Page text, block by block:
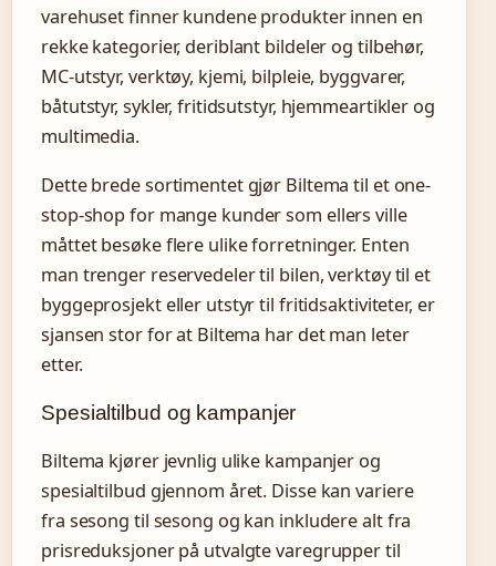
varehuset finner kundene produkter innen en
rekke kategorier, deriblant bildeler og tilbehør,
MC-utstyr, verktøy, kjemi, bilpleie, byggvarer,
båtutstyr, sykler, fritidsutstyr, hjemmeartikler og
multimedia.
Dette brede sortimentet gjør Biltema til et one-
stop-shop for mange kunder som ellers ville
måttet besøke flere ulike forretninger. Enten
man trenger reservedeler til bilen, verktøy til et
byggeprosjekt eller utstyr til fritidsaktiviteter, er
sjansen stor for at Biltema har det man leter
etter.
Spesialtilbud og kampanjer
Biltema kjører jevnlig ulike kampanjer og
spesialtilbud gjennom året. Disse kan variere
fra sesong til sesong og kan inkludere alt fra
prisreduksjoner på utvalgte varegrupper til